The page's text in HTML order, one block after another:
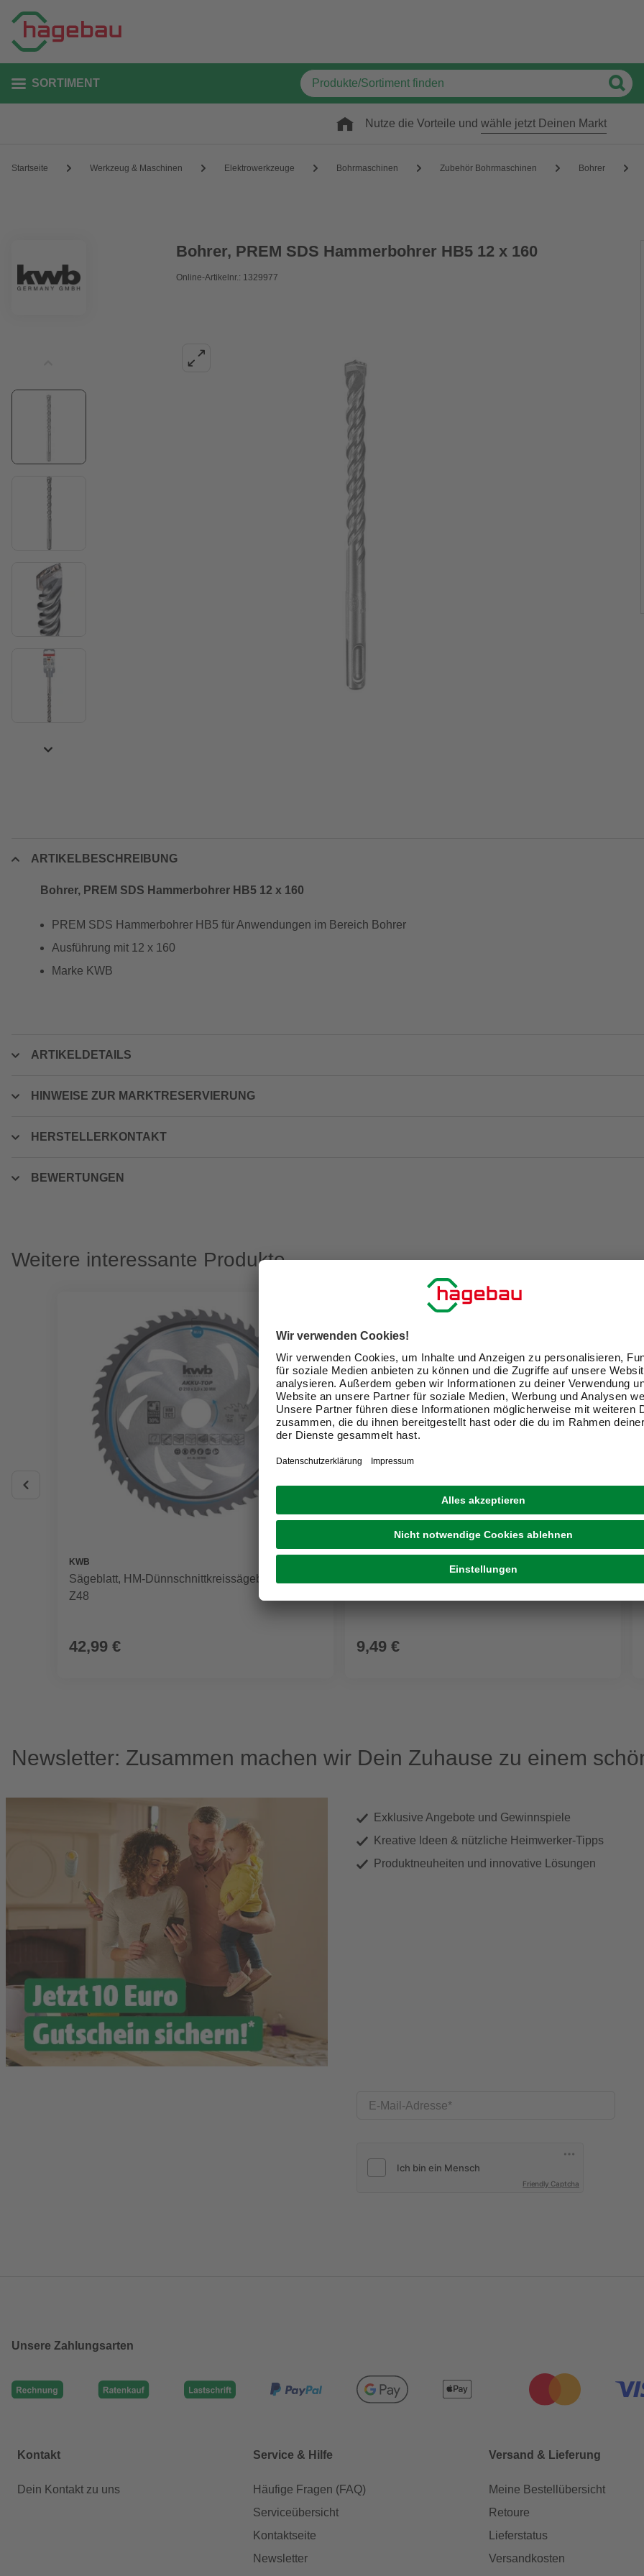
SORTIMENT
Nutze die Vorteile und wähle jetzt Deinen Markt
Startseite Werkzeug & Maschinen Elektrowerkzeuge Bohrmaschinen Zubehör Bohrmaschinen Bohrer
Bohrer, PREM SDS Hammerbohrer HB5 12 x 160
Online-Artikelnr.: 1329977
ARTIKELBESCHREIBUNG
Bohrer, PREM SDS Hammerbohrer HB5 12 x 160
PREM SDS Hammerbohrer HB5 für Anwendungen im Bereich Bohrer
Ausführung mit 12 x 160
Marke KWB
ARTIKELDETAILS
HINWEISE ZUR MARKTRESERVIERUNG
HERSTELLERKONTAKT
BEWERTUNGEN
Weitere interessante Produkte
KWB
Sägeblatt, HM-Dünnschnittkreissägeblatt 210x30
Z48
42,99 € 9,49 €
Newsletter: Zusammen machen wir Dein Zuhause zu einem
Exklusive Angebote und Gewinnspiele
Kreative Ideen & nützliche Heimwerker-Tipps
Produktneuheiten und innovative Lösungen
E-Mail-Adresse
Friendly Captcha
Unsere Zahlungsarten
Kontakt
Dein Kontakt zu uns
Service & Hilfe
Häufige Fragen (FAQ)
Serviceübersicht
Kontaktseite
Newsletter
Versand & Lieferung
Meine Bestellübersicht
Retoure
Lieferstatus
Versandkosten